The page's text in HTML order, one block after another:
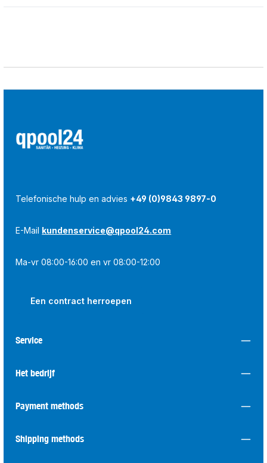
Telefonische hulp en advies +49 (0)9843 9897-0
E-Mail kundenservice@qpool24.com
Ma-vr 08:00-16:00 en vr 08:00-12:00
Een contract herroepen
Service
Het bedrijf
Payment methods
Shipping methods